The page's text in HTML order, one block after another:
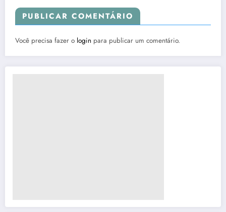
PUBLICAR COMENTÁRIO
Você precisa fazer o login para publicar um comentário.